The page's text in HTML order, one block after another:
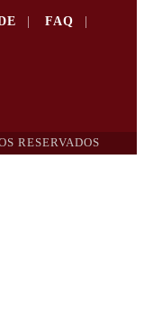
FAQ
RESERVADOS